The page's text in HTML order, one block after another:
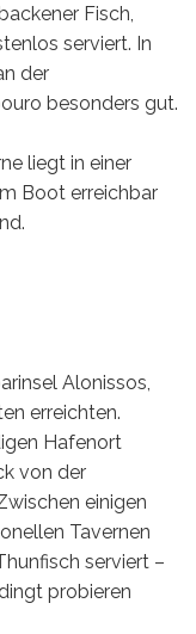
Fisch,
serviert. In
der
besonders gut.
liegt in einer
Boot erreichbar
Alonissos,
erreichten.
Hafenort
von der
einigen
Tavernen
serviert –
probieren